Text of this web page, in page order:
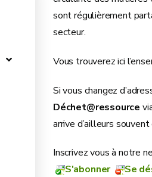
sont régulièrement
secteur.
Vous trouverez ici
Si vous changez
Déchet@ressource
arrive d’ailleurs
Inscrivez vous à notre
S'abonner
Se